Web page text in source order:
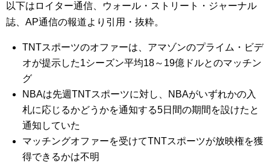
以下はロイター通信、ウォール・ストリート・ジャーナル
誌、AP通信の報道より引用・抜粋。
TNTスポーツのオファーは、アマゾンのプライム・ビデ
オが提示した1シーズン平均18～19億ドルとのマッチン
グ
NBAは先週TNTスポーツに対し、NBAがいずれかの入
札に応じるかどうかを通知する5日間の期間を設けたと
通知していた
マッチングオファーを受けてTNTスポーツが放映権を獲
得できるかは不明